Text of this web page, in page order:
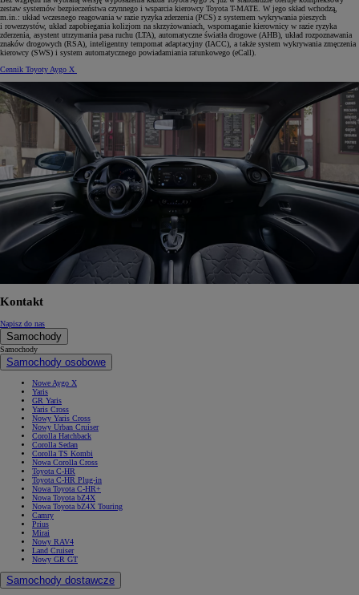
zestaw systemów bezpieczeństwa czynnego i wsparcia kierowcy Toyota T-MATE. W jego skład wchodzą,
m.in.: układ wczesnego reagowania w razie ryzyka zderzenia (PCS) z systemem wykrywania pieszych
i rowerzystów, układ zapobiegania kolizjom na skrzyżowaniach, wspomaganie kierownicy w razie ryzyka
zderzenia, asystent utrzymania pasa ruchu (LTA), automatyczne światła drogowe (AHB), układ rozpoznawania
znaków drogowych (RSA), inteligentny tempomat adaptacyjny (IACC), a także system wykrywania zmęczenia
kierowcy (SWS) i system automatycznego powiadamiania ratunkowego (eCall).
Cennik Toyoty Aygo X
Kontakt
Napisz do nas
Samochody
Samochody
Samochody osobowe
Nowe Aygo X
Yaris
GR Yaris
Yaris Cross
Nowy Yaris Cross
Nowy Urban Cruiser
Corolla Hatchback
Corolla Sedan
Corolla TS Kombi
Nowa Corolla Cross
Toyota C-HR
Toyota C-HR Plug-in
Nowa Toyota C-HR+
Nowa Toyota bZ4X
Nowa Toyota bZ4X Touring
Camry
Prius
Mirai
Nowy RAV4
Land Cruiser
Nowy GR GT
Samochody dostawcze